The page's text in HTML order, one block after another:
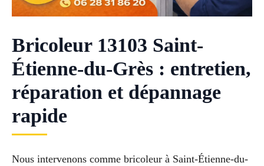
Bricoleur 13103 Saint-
Étienne-du-Grès : entretien,
réparation et dépannage
rapide
Nous intervenons comme bricoleur à Saint-Étienne-du-